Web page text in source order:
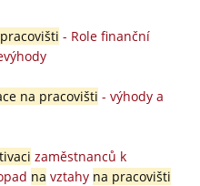
- Role finanční
na pracovišti - výhody a
zaměstnanců k
na vztahy na pracovišti